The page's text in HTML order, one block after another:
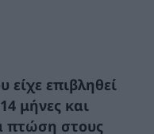
είχε επιβληθεί
μήνες και
πτώση στους